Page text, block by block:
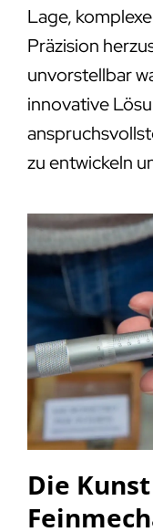
Lage,
Präzision
unvorstellbar
innovative
zu entwickeln
Die